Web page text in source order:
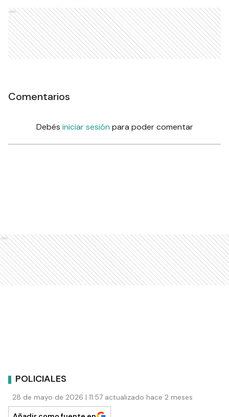
Ads
Comentarios
Debés iniciar sesión para poder comentar
Ads
POLICIALES
28 de mayo de 2026 | 11:57 actualizado hace 2 meses